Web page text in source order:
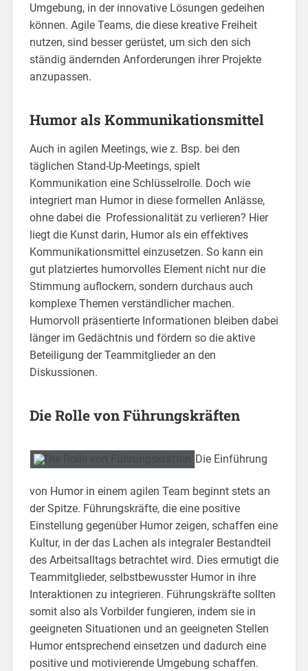
Umgebung, in der innovative Lösungen gedeihen
können. Agile Teams, die diese kreative Freiheit
nutzen, sind besser gerüstet, um sich den sich
ständig ändernden Anforderungen ihrer Projekte
anzupassen.
Humor als Kommunikationsmittel
Auch in agilen Meetings, wie z. Bsp. bei den
täglichen Stand-Up-Meetings, spielt
Kommunikation eine Schlüsselrolle. Doch wie
integriert man Humor in diese formellen Anlässe,
ohne dabei die Professionalität zu verlieren? Hier
liegt die Kunst darin, Humor als ein effektives
Kommunikationsmittel einzusetzen. So kann ein
gut platziertes humorvolles Element nicht nur die
Stimmung auflockern, sondern durchaus auch
komplexe Themen verständlicher machen.
Humorvoll präsentierte Informationen bleiben dabei
länger im Gedächtnis und fördern so die aktive
Beteiligung der Teammitglieder an den
Diskussionen.
Die Rolle von Führungskräften
Die Einführung
von Humor in einem agilen Team beginnt stets an
der Spitze. Führungskräfte, die eine positive
Einstellung gegenüber Humor zeigen, schaffen eine
Kultur, in der das Lachen als integraler Bestandteil
des Arbeitsalltags betrachtet wird. Dies ermutigt die
Teammitglieder, selbstbewusster Humor in ihre
Interaktionen zu integrieren. Führungskräfte sollten
somit also als Vorbilder fungieren, indem sie in
geeigneten Situationen und an geeigneten Stellen
Humor entsprechend einsetzen und dadurch eine
positive und motivierende Umgebung schaffen.